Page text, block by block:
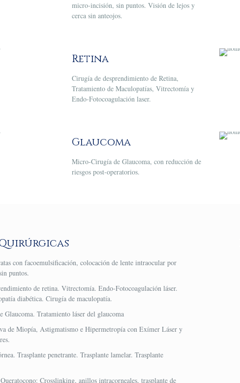
micro-incisión, sin puntos. Visión de lejos y
cerca sin anteojos.
Retina
Cirugía de desprendimiento de Retina,
Tratamiento de Maculopatías, Vitrectomía y
Endo-Fotocoagulación laser.
Glaucoma
Micro-Cirugía de Glaucoma, con reducción de
riesgos post-operatorios.
con facoemulsificación, colocación de lente intraocular por
puntos.
de retina. Vitrectomía. Endo-Fotocoagulación láser.
diabética. Cirugía de maculopatía.
Glaucoma. Tratamiento láser del glaucoma
de Miopía, Astigmatismo e Hipermetropía con Exímer Láser y
Trasplante penetrante. Trasplante lamelar. Trasplante
Crosslinking, anillos intracorneales, trasplante de